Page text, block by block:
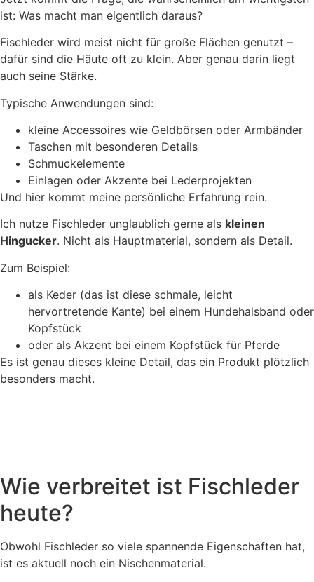
ist: Was macht man eigentlich daraus?
Fischleder wird meist nicht für große Flächen genutzt –
dafür sind die Häute oft zu klein. Aber genau darin liegt
auch seine Stärke.
Typische Anwendungen sind:
kleine Accessoires wie Geldbörsen oder Armbänder
Taschen mit besonderen Details
Schmuckelemente
Einlagen oder Akzente bei Lederprojekten
Und hier kommt meine persönliche Erfahrung rein.
Ich nutze Fischleder unglaublich gerne als kleinen
Hingucker. Nicht als Hauptmaterial, sondern als Detail.
Zum Beispiel:
als Keder (das ist diese schmale, leicht
hervortretende Kante) bei einem Hundehalsband oder
Kopfstück
oder als Akzent bei einem Kopfstück für Pferde
Es ist genau dieses kleine Detail, das ein Produkt plötzlich
besonders macht.
Wie verbreitet ist Fischleder
heute?
Obwohl Fischleder so viele spannende Eigenschaften hat,
ist es aktuell noch ein Nischenmaterial.